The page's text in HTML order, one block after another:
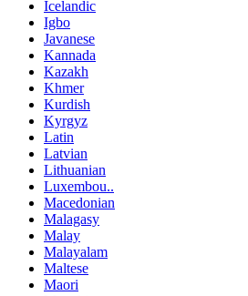
Icelandic
Igbo
Javanese
Kannada
Kazakh
Khmer
Kurdish
Kyrgyz
Latin
Latvian
Lithuanian
Luxembou..
Macedonian
Malagasy
Malay
Malayalam
Maltese
Maori